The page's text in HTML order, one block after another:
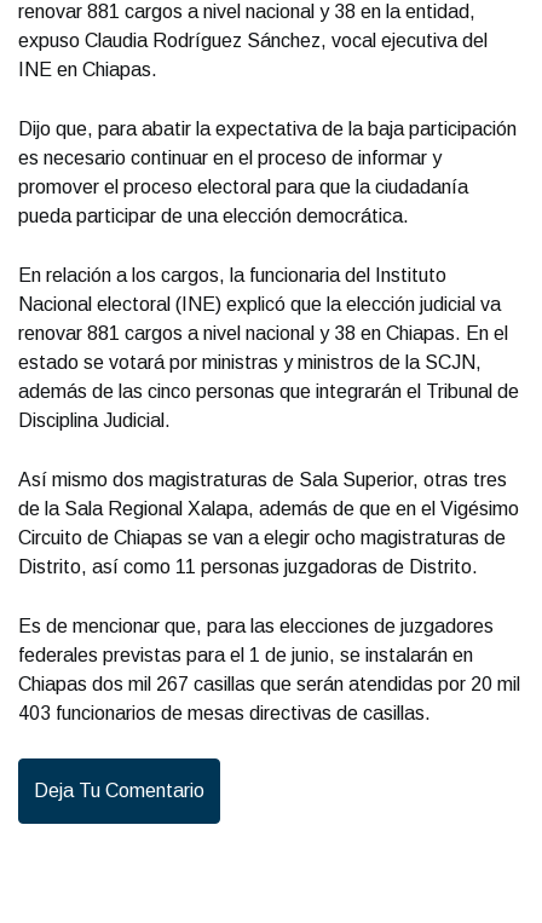
renovar 881 cargos a nivel nacional y 38 en la entidad,
expuso Claudia Rodríguez Sánchez, vocal ejecutiva del
INE en Chiapas.
Dijo que, para abatir la expectativa de la baja participación
es necesario continuar en el proceso de informar y
promover el proceso electoral para que la ciudadanía
pueda participar de una elección democrática.
En relación a los cargos, la funcionaria del Instituto
Nacional electoral (INE) explicó que la elección judicial va
renovar 881 cargos a nivel nacional y 38 en Chiapas. En el
estado se votará por ministras y ministros de la SCJN,
además de las cinco personas que integrarán el Tribunal de
Disciplina Judicial.
Así mismo dos magistraturas de Sala Superior, otras tres
de la Sala Regional Xalapa, además de que en el Vigésimo
Circuito de Chiapas se van a elegir ocho magistraturas de
Distrito, así como 11 personas juzgadoras de Distrito.
Es de mencionar que, para las elecciones de juzgadores
federales previstas para el 1 de junio, se instalarán en
Chiapas dos mil 267 casillas que serán atendidas por 20 mil
403 funcionarios de mesas directivas de casillas.
Deja Tu Comentario